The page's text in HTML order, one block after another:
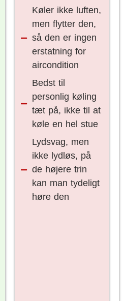
Køler ikke luften,
men flytter den,
så den er ingen
erstatning for
aircondition
Bedst til
personlig køling
tæt på, ikke til at
køle en hel stue
Lydsvag, men
ikke lydløs, på
de højere trin
kan man tydeligt
høre den